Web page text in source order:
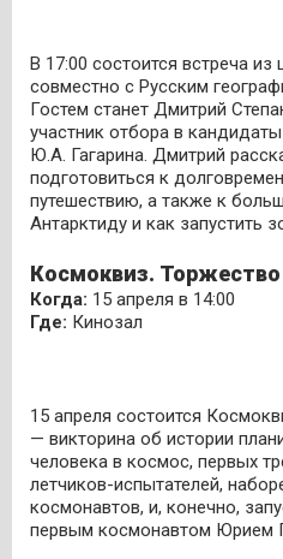
В 17:00 состоится встреча
совместно с Русским
Гостем станет Дмитрий
участник отбора в
Ю.А. Гагарина. Дмитрий
подготовиться к
путешествию, а также к
Антарктиду и как запустить
Космоквиз. Торжество
Когда: 15 апреля в 14:00
Где: Кинозал
15 апреля состоится
— викторина об истории
человека в космос, первых
летчиков-испытателей,
космонавтов, и, конечно,
первым космонавтом Юрием